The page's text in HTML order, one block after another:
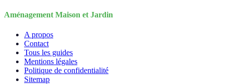
Aménagement Maison et Jardin
A propos
Contact
Tous les guides
Mentions légales
Politique de confidentialité
Sitemap